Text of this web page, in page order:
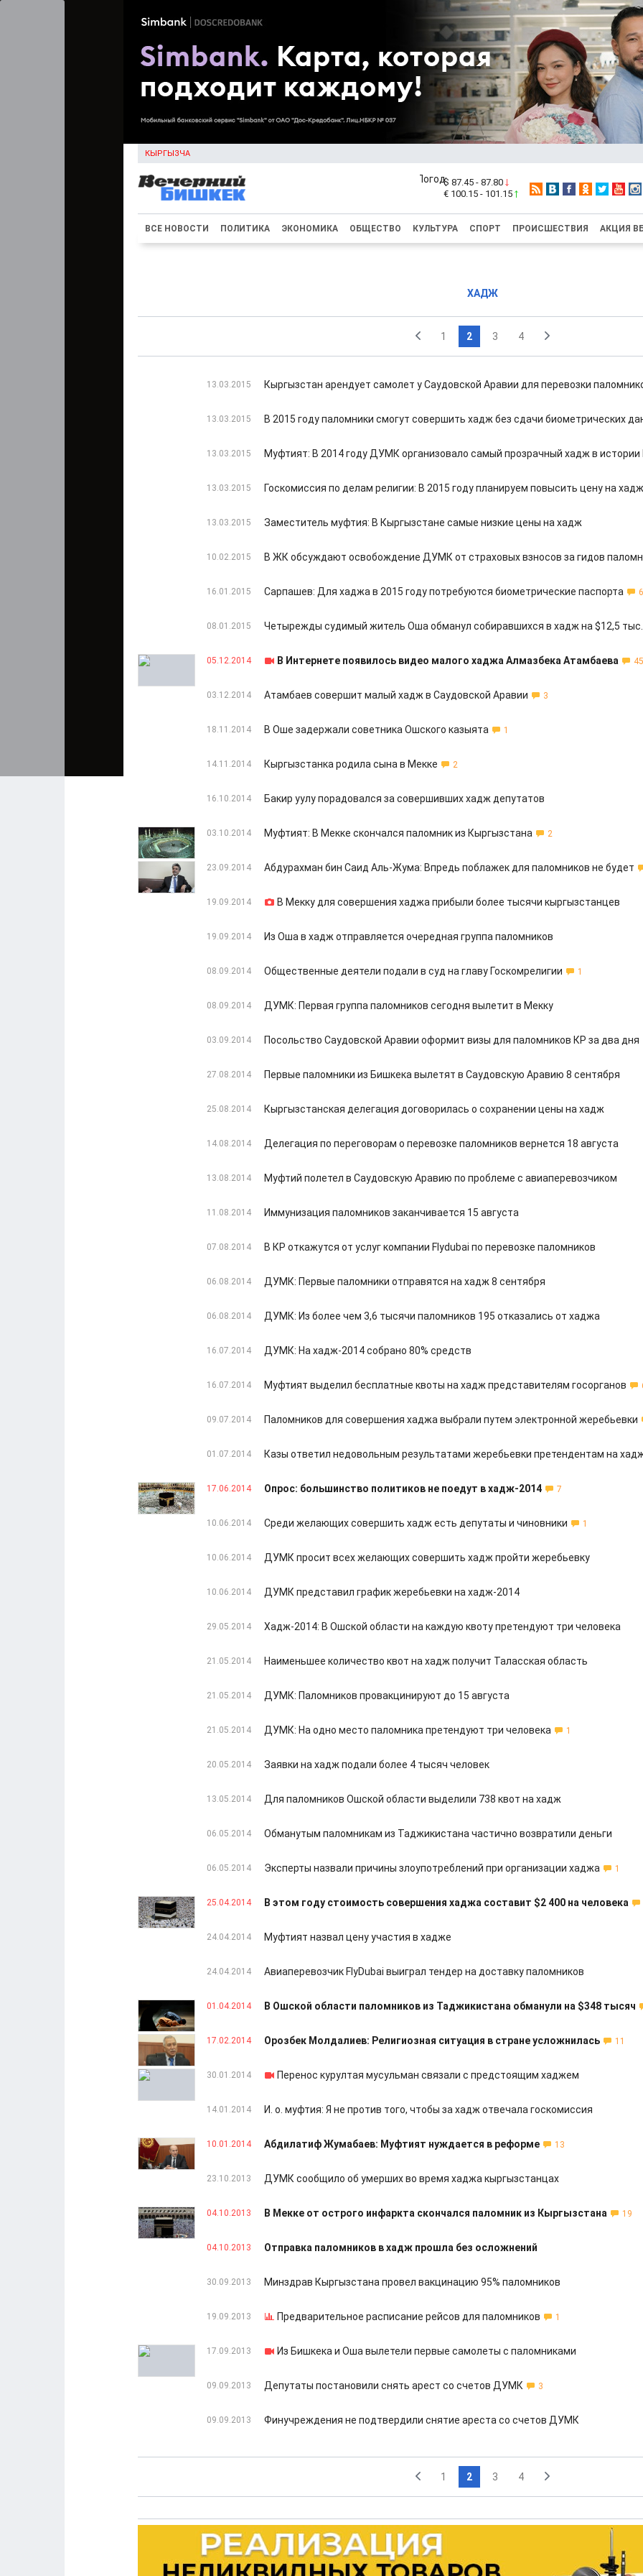
КЫРГЫЗЧА
$ 87.45 - 87.80
€ 100.15 - 101.15
ВСЕ НОВОСТИ ПОЛИТИКА ЭКОНОМИКА ОБЩЕСТВО КУЛЬТУРА СПОРТ ПРОИСШЕСТВИЯ АКЦИЯ
ХАДЖ
1 2 3 4
13.03.2015 Кыргызстан арендует самолет у Саудовской Аравии для перевозки
13.03.2015 В 2015 году паломники смогут совершить хадж без сдачи биометрических
13.03.2015 Муфтият: В 2014 году ДУМК организовало самый прозрачный хадж в истории
13.03.2015 Госкомиссия по делам религии: В 2015 году планируем повысить цену на хадж
13.03.2015 Заместитель муфтия: В Кыргызстане самые низкие цены на хадж
10.02.2015 В ЖК обсуждают освобождение ДУМК от страховых взносов за гидов
16.01.2015 Сарпашев: Для хаджа в 2015 году потребуются биометрические паспорта 6
08.01.2015 Четырежды судимый житель Оша обманул собиравшихся в хадж на $12,5 тыс.
05.12.2014 В Интернете появилось видео малого хаджа Алмазбека Атамбаева 45
03.12.2014 Атамбаев совершит малый хадж в Саудовской Аравии 3
18.11.2014 В Оше задержали советника Ошского казыята 1
14.11.2014 Кыргызстанка родила сына в Мекке 2
16.10.2014 Бакир уулу порадовался за совершивших хадж депутатов
03.10.2014 Муфтият: В Мекке скончался паломник из Кыргызстана 2
23.09.2014 Абдурахман бин Саид Аль-Жума: Впредь поблажек для паломников не будет
19.09.2014 В Мекку для совершения хаджа прибыли более тысячи кыргызстанцев
19.09.2014 Из Оша в хадж отправляется очередная группа паломников
08.09.2014 Общественные деятели подали в суд на главу Госкомрелигии 1
08.09.2014 ДУМК: Первая группа паломников сегодня вылетит в Мекку
03.09.2014 Посольство Саудовской Аравии оформит визы для паломников КР за два дня
27.08.2014 Первые паломники из Бишкека вылетят в Саудовскую Аравию 8 сентября
25.08.2014 Кыргызстанская делегация договорилась о сохранении цены на хадж
14.08.2014 Делегация по переговорам о перевозке паломников вернется 18 августа
13.08.2014 Муфтий полетел в Саудовскую Аравию по проблеме с авиаперевозчиком
11.08.2014 Иммунизация паломников заканчивается 15 августа
07.08.2014 В КР откажутся от услуг компании Flydubai по перевозке паломников
06.08.2014 ДУМК: Первые паломники отправятся на хадж 8 сентября
06.08.2014 ДУМК: Из более чем 3,6 тысячи паломников 195 отказались от хаджа
16.07.2014 ДУМК: На хадж-2014 собрано 80% средств
16.07.2014 Муфтият выделил бесплатные квоты на хадж представителям госорганов
09.07.2014 Паломников для совершения хаджа выбрали путем электронной жеребьевки
01.07.2014 Казы ответил недовольным результатами жеребьевки претендентам на
17.06.2014 Опрос: большинство политиков не поедут в хадж-2014 7
10.06.2014 Среди желающих совершить хадж есть депутаты и чиновники 1
10.06.2014 ДУМК просит всех желающих совершить хадж пройти жеребьевку
10.06.2014 ДУМК представил график жеребьевки на хадж-2014
29.05.2014 Хадж-2014: В Ошской области на каждую квоту претендуют три человека
21.05.2014 Наименьшее количество квот на хадж получит Таласская область
21.05.2014 ДУМК: Паломников провакцинируют до 15 августа
21.05.2014 ДУМК: На одно место паломника претендуют три человека 1
20.05.2014 Заявки на хадж подали более 4 тысяч человек
13.05.2014 Для паломников Ошской области выделили 738 квот на хадж
06.05.2014 Обманутым паломникам из Таджикистана частично возвратили деньги
06.05.2014 Эксперты назвали причины злоупотреблений при организации хаджа 1
25.04.2014 В этом году стоимость совершения хаджа составит $2 400 на человека
24.04.2014 Муфтият назвал цену участия в хадже
24.04.2014 Авиаперевозчик FlyDubai выиграл тендер на доставку паломников
01.04.2014 В Ошской области паломников из Таджикистана обманули на $348 тысяч
17.02.2014 Орозбек Молдалиев: Религиозная ситуация в стране усложнилась 11
30.01.2014 Перенос курултая мусульман связали с предстоящим хаджем
14.01.2014 И. о. муфтия: Я не против того, чтобы за хадж отвечала госкомиссия
10.01.2014 Абдилатиф Жумабаев: Муфтият нуждается в реформе 13
23.10.2013 ДУМК сообщило об умерших во время хаджа кыргызстанцах
04.10.2013 В Мекке от острого инфаркта скончался паломник из Кыргызстана 19
04.10.2013 Отправка паломников в хадж прошла без осложнений
30.09.2013 Минздрав Кыргызстана провел вакцинацию 95% паломников
19.09.2013 Предварительное расписание рейсов для паломников 1
17.09.2013 Из Бишкека и Оша вылетели первые самолеты с паломниками
09.09.2013 Депутаты постановили снять арест со счетов ДУМК 3
09.09.2013 Финучреждения не подтвердили снятие ареста со счетов ДУМК
1 2 3 4